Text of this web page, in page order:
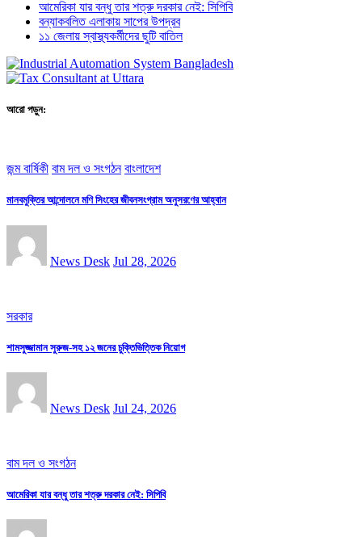
আমেরিকা যার বন্ধু তার শত্রু দরকার নেই: সিপিবি
বন্যাকবলিত এলাকায় সাপের উপদ্রব
১১ জেলায় স্বাস্থ্যকর্মীদের ছুটি বাতিল
আরো পড়ুন:
জন্ম বার্ষিকী বাম দল ও সংগঠন বাংলাদেশ
মানবমুক্তির আন্দোলনে মণি সিংহের জীবনসংগ্রাম অনুসরণের আহ্বান
News Desk Jul 28, 2026
সরকার
শামসুজ্জামান সুরুজ-সহ ১২ জনের চুক্তিভিত্তিক নিয়োগ
News Desk Jul 24, 2026
বাম দল ও সংগঠন
আমেরিকা যার বন্ধু তার শত্রু দরকার নেই: সিপিবি